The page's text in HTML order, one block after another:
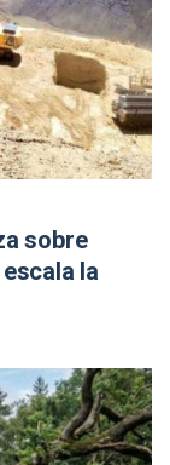
sobre
la